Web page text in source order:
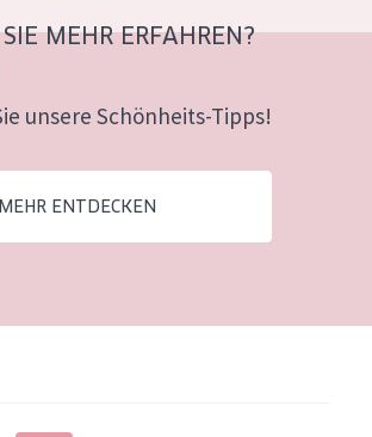
MEHR ERFAHREN?
unsere Schönheits-Tipps!
MEHR ENTDECKEN